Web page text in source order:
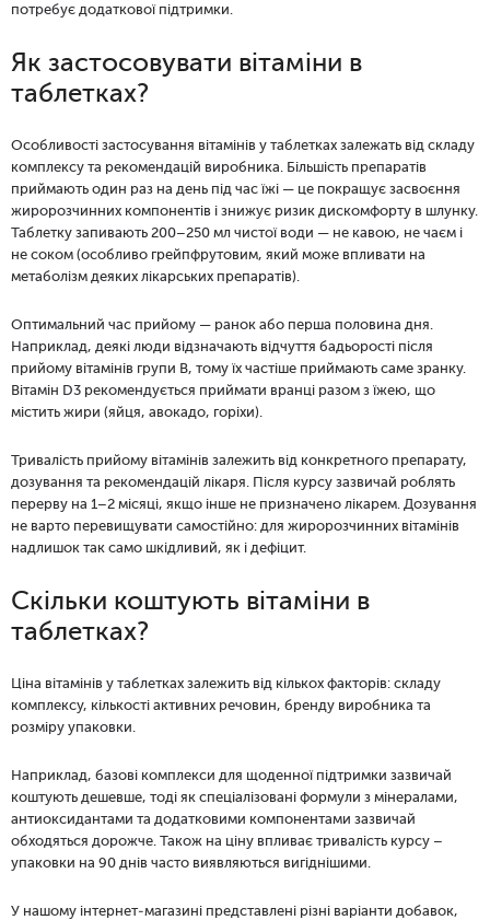
потребує додаткової підтримки.
Як застосовувати вітаміни в
таблетках?
Особливості застосування вітамінів у таблетках залежать від складу
комплексу та рекомендацій виробника. Більшість препаратів
приймають один раз на день під час їжі — це покращує засвоєння
жиророзчинних компонентів і знижує ризик дискомфорту в шлунку.
Таблетку запивають 200–250 мл чистої води — не кавою, не чаєм і
не соком (особливо грейпфрутовим, який може впливати на
метаболізм деяких лікарських препаратів).
Оптимальний час прийому — ранок або перша половина дня.
Наприклад, деякі люди відзначають відчуття бадьорості після
прийому вітамінів групи B, тому їх частіше приймають саме зранку.
Вітамін D3 рекомендується приймати вранці разом з їжею, що
містить жири (яйця, авокадо, горіхи).
Тривалість прийому вітамінів залежить від конкретного препарату,
дозування та рекомендацій лікаря. Після курсу зазвичай роблять
перерву на 1–2 місяці, якщо інше не призначено лікарем. Дозування
не варто перевищувати самостійно: для жиророзчинних вітамінів
надлишок так само шкідливий, як і дефіцит.
Скільки коштують вітаміни в
таблетках?
Ціна вітамінів у таблетках залежить від кількох факторів: складу
комплексу, кількості активних речовин, бренду виробника та
розміру упаковки.
Наприклад, базові комплекси для щоденної підтримки зазвичай
коштують дешевше, тоді як спеціалізовані формули з мінералами,
антиоксидантами та додатковими компонентами зазвичай
обходяться дорожче. Також на ціну впливає тривалість курсу –
упаковки на 90 днів часто виявляються вигіднішими.
У нашому інтернет-магазині представлені різні варіанти добавок,